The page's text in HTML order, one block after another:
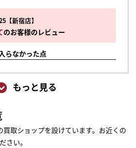
新宿店
のお客様のレビュー
らなかった点
もっと見る
取ショップを設けています。お近くの
さい。